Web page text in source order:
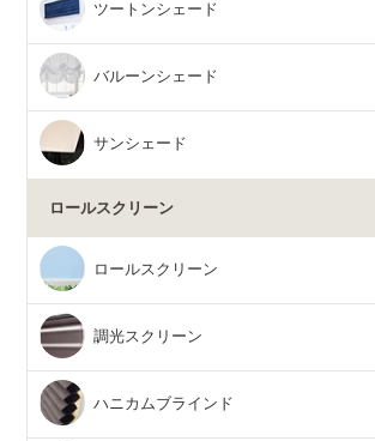
ツートンシェード
バルーンシェード
サンシェード
ロールスクリーン
ロールスクリーン
調光スクリーン
ハニカムブラインド